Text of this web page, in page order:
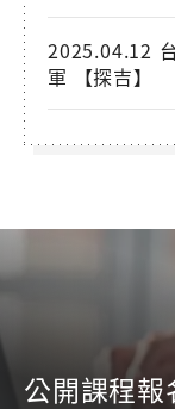
2025.04.12
軍 【探吉】
公開課程報